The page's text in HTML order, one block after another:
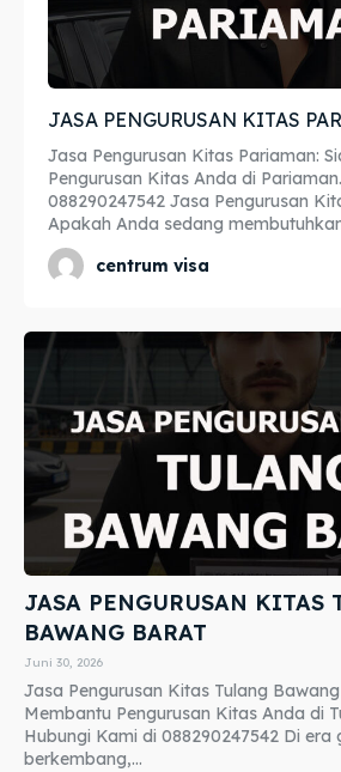
Apostille
Penerjemah
Asuransi
Blog
Apostille
Penerjemah
Asuransi
Blog
JASA PENGURUSAN KITAS
Jasa Pengurusan Kitas Pariaman:
Pengurusan Kitas Anda di
088290247542 Jasa Pengurusan Kitas Pariaman -
Apakah Anda sedang
centrum visa
JASA PENGURUSAN KITAS
BAWANG BARAT
Juni 30, 2026
Jasa Pengurusan Kitas Tulang
Membantu Pengurusan Kitas Anda di
Hubungi Kami di 088290247542 Di
berkembang,...